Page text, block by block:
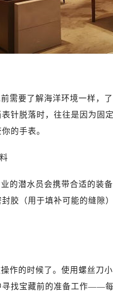
滨市道里区友谊西路600号富
市中山区人民路15号国际金融
禅城区季华五路57号万科金
东城街道鸿福东路1号民盈国
梁溪区人民中路139号恒隆广
苏州工业园区星港街199号
江汉区解放大道686号世界
丰泽区宝洲路729号浦西万达
芝罘区胜利路139号万达金
朝阳区西安大路727号中银
市长安区中山东路39号勒泰
龙华区金贸东路5号海口华润
路南区新华东道100号万达广
需要了解海洋环境一样，
针脱落时，往往是因为固
的手表。
的潜水员会携带合适的装
胶（用于填补可能的缝隙
作的时候了。使用螺丝刀
找宝藏前的准备工作——每